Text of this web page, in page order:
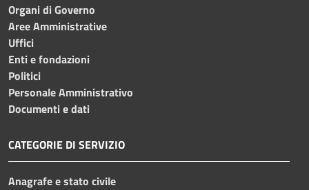
Organi di Governo
Aree Amministrative
Uffici
Enti e fondazioni
Politici
Personale Amministrativo
Documenti e dati
CATEGORIE DI SERVIZIO
Anagrafe e stato civile